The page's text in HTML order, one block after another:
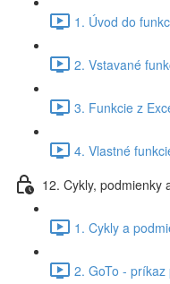
1. Úvod do
2. Vstavané
3. Funkcie z
4. Vlastné
12. Cykly, podmienky
1. Cykly a
2. GoTo -